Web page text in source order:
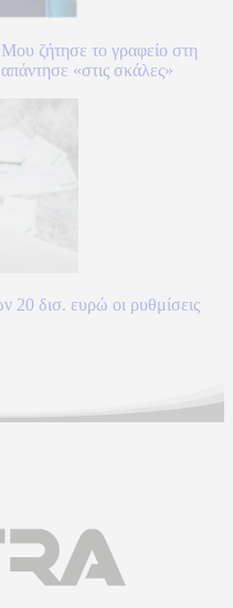
ζήτησε το γραφείο στη
«στις σκάλες»
20 δισ. ευρώ οι ρυθμίσεις